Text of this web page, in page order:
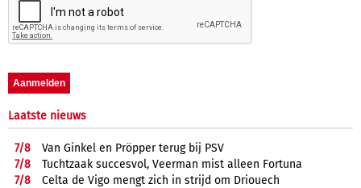
Laatste nieuws
7/8
Van Ginkel en Pröpper terug bij PSV
7/8
Tuchtzaak succesvol, Veerman mist alleen Fortuna
7/8
Celta de Vigo mengt zich in strijd om Driouech